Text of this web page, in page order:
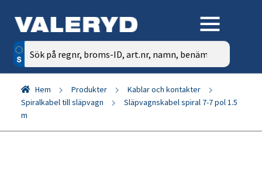
Sök
efter:
Hem Produkter
Kablar och kontakter
Spiralkabel till släpvagn
Släpvagnskabel spiral 7-7 pol 1.5
m